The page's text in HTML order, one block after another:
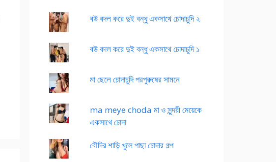
বউ বদল করে দুই বন্ধু একসাথে চোদাচুদি ২
বউ বদল করে দুই বন্ধু একসাথে চোদাচুদি ১
মা ছেলে চোদাচুদি পরপুরুষের সামনে
ma meye choda মা ও সুন্দরী মেয়েকে
একসাথে চোদা
বৌদির শাড়ি খুলে পাছা চোদার গল্প